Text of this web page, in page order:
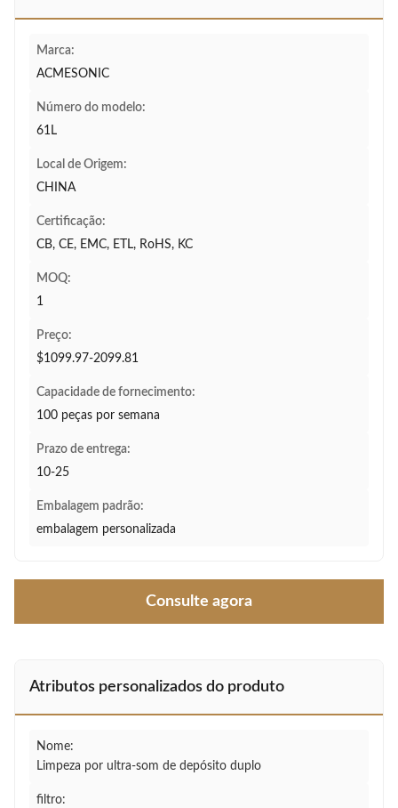
Marca:
ACMESONIC
Número do modelo:
61L
Local de Origem:
CHINA
Certificação:
CB, CE, EMC, ETL, RoHS, KC
MOQ:
1
Preço:
$1099.97-2099.81
Capacidade de fornecimento:
100 peças por semana
Prazo de entrega:
10-25
Embalagem padrão:
embalagem personalizada
Consulte agora
Atributos personalizados do produto
Nome:
Limpeza por ultra-som de depósito duplo
filtro: